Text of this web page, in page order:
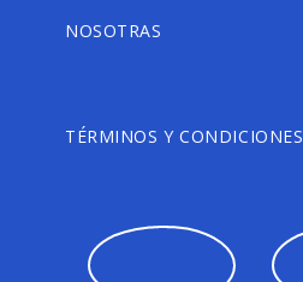
NOSOTRAS
TÉRMINOS Y CONDICIONES